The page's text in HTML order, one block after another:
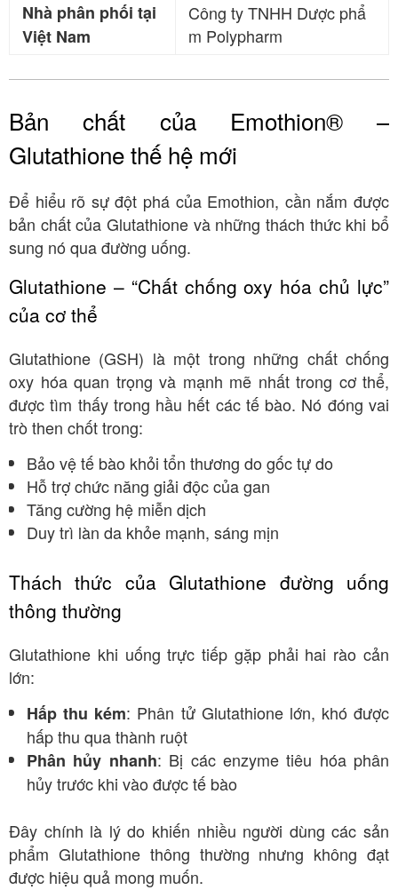
Nhà phân phối tại
Việt Nam
Công ty TNHH Dược phẩ
m Polypharm
Bản chất của Emothion® –
Glutathione thế hệ mới
Để hiểu rõ sự đột phá của Emothion, cần nắm được
bản chất của Glutathione và những thách thức khi bổ
sung nó qua đường uống.
Glutathione – “Chất chống oxy hóa chủ lực”
của cơ thể
Glutathione (GSH) là một trong những chất chống
oxy hóa quan trọng và mạnh mẽ nhất trong cơ thể,
được tìm thấy trong hầu hết các tế bào. Nó đóng vai
trò then chốt trong:
Bảo vệ tế bào khỏi tổn thương do gốc tự do
Hỗ trợ chức năng giải độc của gan
Tăng cường hệ miễn dịch
Duy trì làn da khỏe mạnh, sáng mịn
Thách thức của Glutathione đường uống
thông thường
Glutathione khi uống trực tiếp gặp phải hai rào cản
lớn:
Hấp thu kém: Phân tử Glutathione lớn, khó được
hấp thu qua thành ruột
Phân hủy nhanh: Bị các enzyme tiêu hóa phân
hủy trước khi vào được tế bào
Đây chính là lý do khiến nhiều người dùng các sản
phẩm Glutathione thông thường nhưng không đạt
được hiệu quả mong muốn.